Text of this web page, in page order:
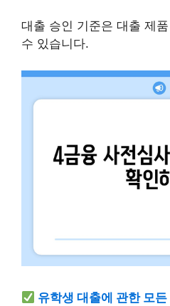
대출 승인 기준은 대출 제
수 있습니다.
유학생 대출에 관한 모